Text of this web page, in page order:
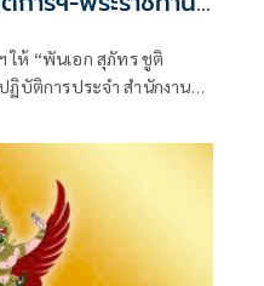
ให้ “พันเอก สุภัทร ชูติ
บัติการประจำ สำนักงาน